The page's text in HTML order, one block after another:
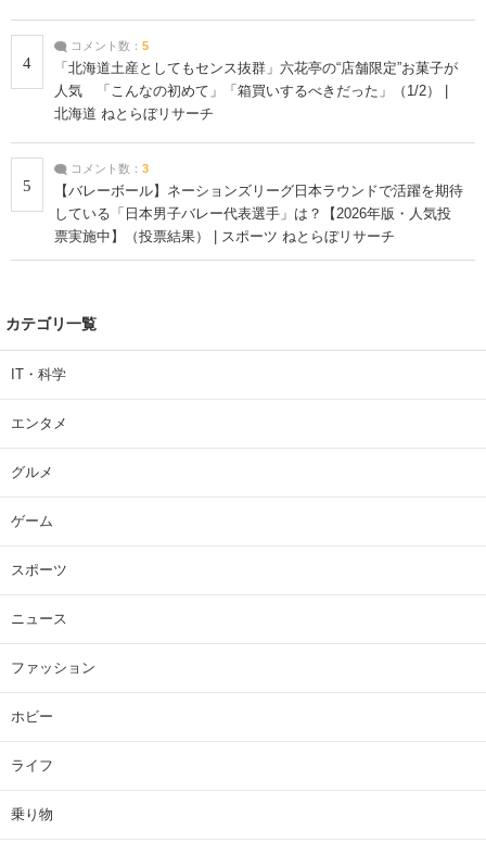
4
コメント数： 5
「北海道土産としてもセンス抜群」六花亭の“店舗限定”お菓子が
人気 「こんなの初めて」「箱買いするべきだった」（1/2） |
北海道 ねとらぼリサーチ
5
コメント数： 3
【バレーボール】ネーションズリーグ日本ラウンドで活躍を期待
している「日本男子バレー代表選手」は？【2026年版・人気投
票実施中】（投票結果） | スポーツ ねとらぼリサーチ
カテゴリ一覧
IT・科学
エンタメ
グルメ
ゲーム
スポーツ
ニュース
ファッション
ホビー
ライフ
乗り物